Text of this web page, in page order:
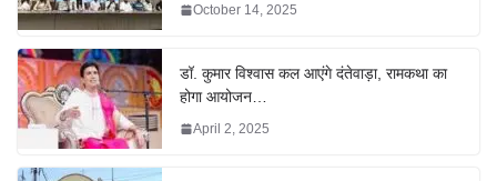
October 14, 2025
डॉ. कुमार विश्वास कल आएंगे दंतेवाड़ा, रामकथा का
होगा आयोजन…
April 2, 2025